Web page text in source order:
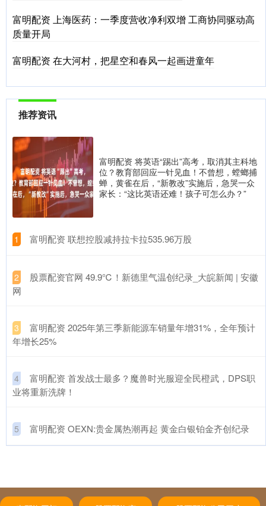
富明配资 上海医药：一季度营收净利双增 工商协同驱动高
质量开局
富明配资 在大河村，把星空和春风一起画进童年
推荐资讯
富明配资 将英语“踢出”高考，取消其主科地
位？教育部回应一针见血！不曾想，螳螂捕
蝉，黄雀在后，“新教改”实施后，急哭一众
家长：“这比英语还难！孩子可怎么办？”
1 ​富明配资 联想控股减持拉卡拉535.96万股
2
​股票配资官网 49.9℃！新德里气温创纪录_大皖新闻 | 安徽
网
3
​富明配资 2025年第三季新能源车销量年增31%，全年预计
年增长25%
4
​富明配资 首发战士最多？魔兽时光服迎全民橙武，DPS职
业将重新洗牌！
5 ​富明配资 OEXN:贵金属热潮再起 黄金白银铂金齐创纪录